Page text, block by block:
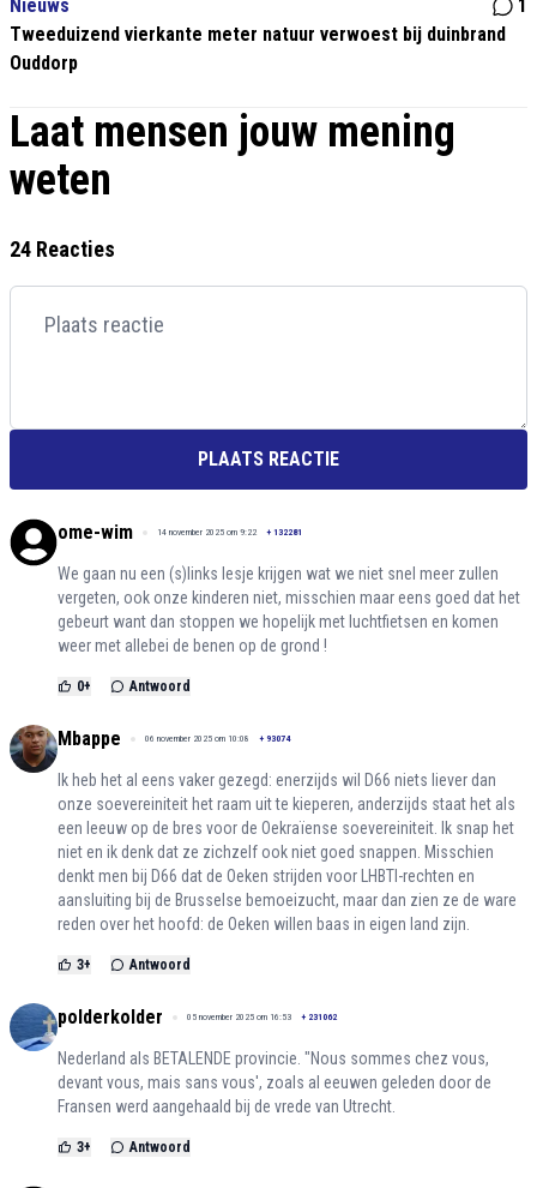
Nieuws
1
Tweeduizend vierkante meter natuur verwoest bij duinbrand
Ouddorp
Laat mensen jouw mening
weten
24 Reacties
PLAATS REACTIE
ome-wim 14 november 2025 om 9:22 + 132281
We gaan nu een (s)links lesje krijgen wat we niet snel meer zullen
vergeten, ook onze kinderen niet, misschien maar eens goed dat het
gebeurt want dan stoppen we hopelijk met luchtfietsen en komen
weer met allebei de benen op de grond !
0+ Antwoord
Mbappe 06 november 2025 om 10:08 + 93074
Ik heb het al eens vaker gezegd: enerzijds wil D66 niets liever dan
onze soevereiniteit het raam uit te kieperen, anderzijds staat het als
een leeuw op de bres voor de Oekraïense soevereiniteit. Ik snap het
niet en ik denk dat ze zichzelf ook niet goed snappen. Misschien
denkt men bij D66 dat de Oeken strijden voor LHBTI-rechten en
aansluiting bij de Brusselse bemoeizucht, maar dan zien ze de ware
reden over het hoofd: de Oeken willen baas in eigen land zijn.
3+ Antwoord
polderkolder 05 november 2025 om 16:53 + 231062
Nederland als BETALENDE provincie. "Nous sommes chez vous,
devant vous, mais sans vous', zoals al eeuwen geleden door de
Fransen werd aangehaald bij de vrede van Utrecht.
3+ Antwoord